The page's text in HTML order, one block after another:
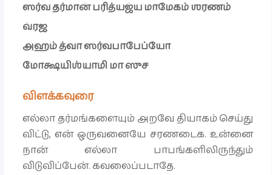
ஸர்வ தர்மான் பரித்யஜ்ய மாமேகம் ஶரணம்
வ்ரஜ
அஹம் த்வா ஸர்வபாபேப்யோ
மோக்ஷயிஶ்யாமி மா ஸுச
விளக்கவுரை
எல்லா தர்மங்களையும் அறவே தியாகம் செய்து
விட்டு, என் ஒருவனையே சரணடைக. உன்னை
நான் எல்லா பாபங்களிலிருந்தும்
விடுவிப்பேன். கவலைப்படாதே.